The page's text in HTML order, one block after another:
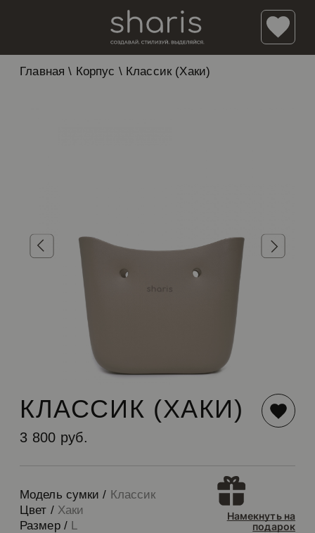
Главная \ Корпус \ Классик (Хаки)
КЛАССИК (ХАКИ)
3 800 руб.
Модель сумки / Классик
Цвет / Хаки
Размер / L
Намекнуть на
подарок